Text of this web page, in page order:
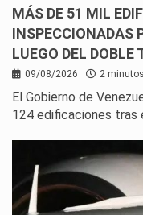
MÁS DE 51 MIL
INSPECCIONADAS
LUEGO DEL DOBLE
09/08/2026 2
El Gobierno de
124 edificaciones tras